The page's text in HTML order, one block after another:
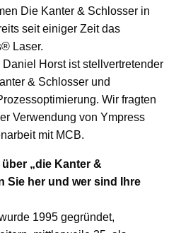
Die Kanter & Schlosser in
seit einiger Zeit das
Laser.
Horst ist stellvertretender
& Schlosser und
Wir fragten
Verwendung von Ympress
mit MCB.
„die Kanter &
Sie her und wer sind Ihre
1995 gegründet,